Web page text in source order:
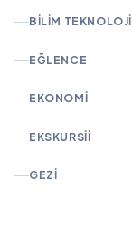
BILIM TEKNOLOJI
EĞLENCE
EKONOMI
EKSKURSII
GEZI